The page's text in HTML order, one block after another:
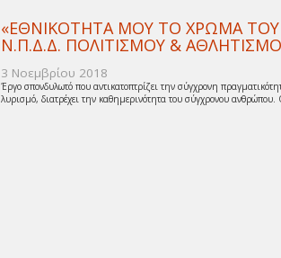
«ΕΘΝΙΚΟΤΗΤΑ ΜΟΥ ΤΟ ΧΡΩΜΑ ΤΟΥ
Ν.Π.Δ.Δ. ΠΟΛΙΤΙΣΜΟΥ &
3 Νοεμβρίου 2018
Έργο σπονδυλωτό που αντικατοπτρίζει την σύγχρονη
λυρισμό, διατρέχει την καθημερινότητα του σύγχρονου